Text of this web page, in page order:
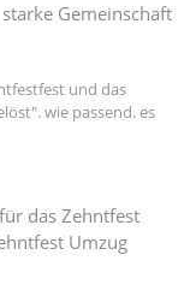
Gemeinschaft
und das
wie passend. es
das Zehntfest
Umzug